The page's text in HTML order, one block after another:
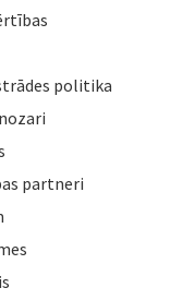
politika
partneri